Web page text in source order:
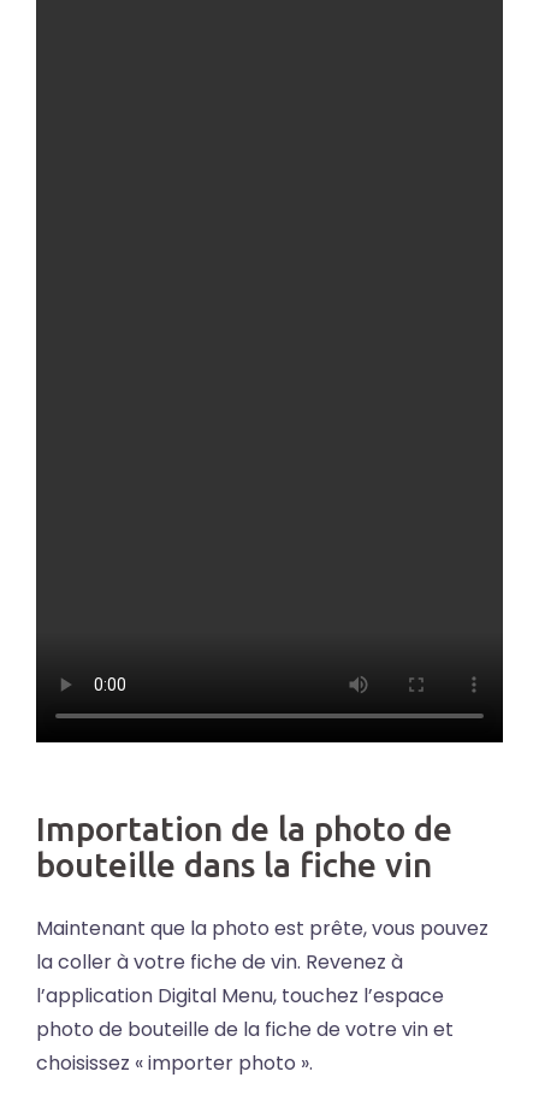
Importation de la photo de
bouteille dans la fiche vin
Maintenant que la photo est prête, vous pouvez
la coller à votre fiche de vin. Revenez à
l’application Digital Menu, touchez l’espace
photo de bouteille de la fiche de votre vin et
choisissez « importer photo ».